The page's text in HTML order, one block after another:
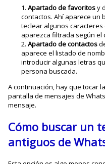
Apartado de favoritosy
contactos. Ahí aparece un
teclear algunos
aparezca filtrada según
Apartado de contactos
aparece el listado de
introducir algunas letras
persona buscada.
A continuación, hay que tocar
pantalla de mensajes de
mensaje.
Cómo buscar un
antiguos de